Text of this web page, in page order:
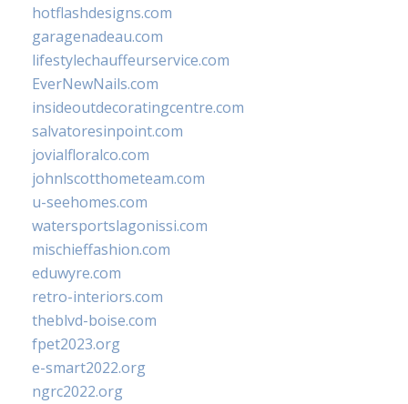
hotflashdesigns.com
garagenadeau.com
lifestylechauffeurservice.com
EverNewNails.com
insideoutdecoratingcentre.com
salvatoresinpoint.com
jovialfloralco.com
johnlscotthometeam.com
u-seehomes.com
watersportslagonissi.com
mischieffashion.com
eduwyre.com
retro-interiors.com
theblvd-boise.com
fpet2023.org
e-smart2022.org
ngrc2022.org